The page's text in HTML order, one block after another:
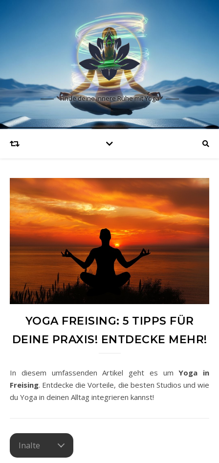
Finde deine innere Ruhe mit Yoga
YOGA FREISING: 5 TIPPS FÜR
DEINE PRAXIS! ENTDECKE MEHR!
In diesem umfassenden Artikel geht es umYoga in
Freising. Entdecke die Vorteile, die besten Studios und wie
du Yoga in deinen Alltag integrieren kannst!
Inalte